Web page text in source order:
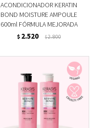
ACONDICIONADOR KERATIN
BOND MOISTURE AMPOULE
600ml FÓRMULA MEJORADA
$ 2.520 $2.800